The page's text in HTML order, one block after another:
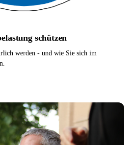
schützen
werden - und wie Sie sich im